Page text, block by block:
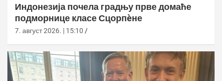
Индонезија почела градњу прве домаће
подморнице класе Сцорпèне
7. август 2026. | 15:10